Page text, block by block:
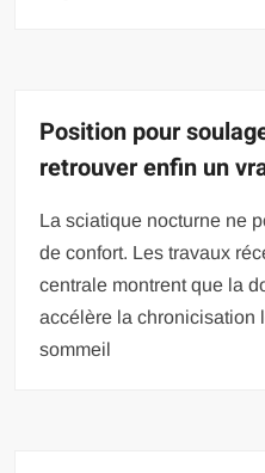
Position pour
retrouver enfin un
La sciatique nocturne ne
de confort. Les travaux
centrale montrent que la
accélère la chronicisation
sommeil